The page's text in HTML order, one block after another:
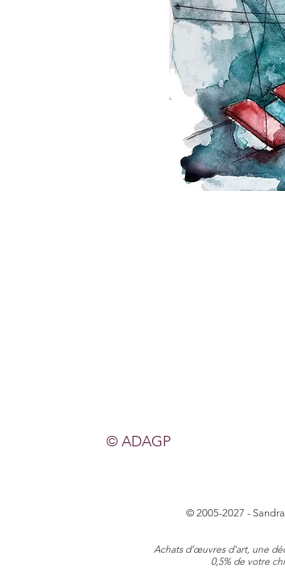
© ADAGP
© 2005-2027 -
Achats d’œuvres d'art, une
0,5% de votre